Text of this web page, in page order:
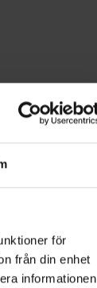
för
från din enhet
informationen